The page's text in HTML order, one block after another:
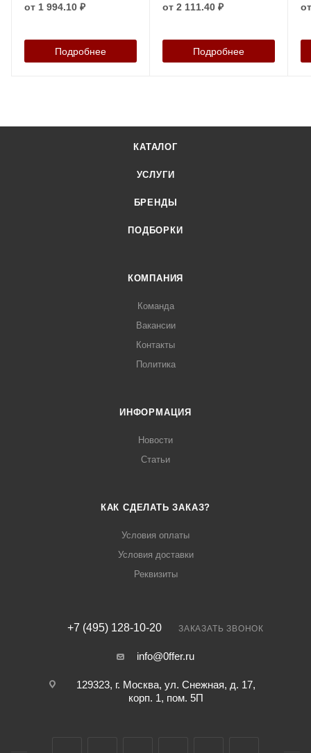
от 1 994.10 ₽
Подробнее
от 2 111.40 ₽
Подробнее
КАТАЛОГ
УСЛУГИ
БРЕНДЫ
ПОДБОРКИ
КОМПАНИЯ
Команда
Вакансии
Контакты
Политика
ИНФОРМАЦИЯ
Новости
Статьи
КАК СДЕЛАТЬ ЗАКАЗ?
Условия оплаты
Условия доставки
Реквизиты
+7 (495) 128-10-20 ЗАКАЗАТЬ ЗВОНОК
info@0ffer.ru
129323, г. Москва, ул. Снежная, д. 17,
корп. 1, пом. 5П